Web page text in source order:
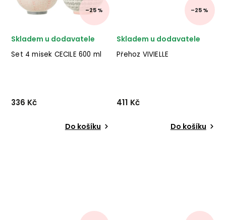
–25 %
Set 4 misek CECILE 600 ml
Skladem u dodavatele
336 Kč
Do košíku
–25 %
Přehoz VIVIELLE
Skladem u dodavatele
411 Kč
Do košíku